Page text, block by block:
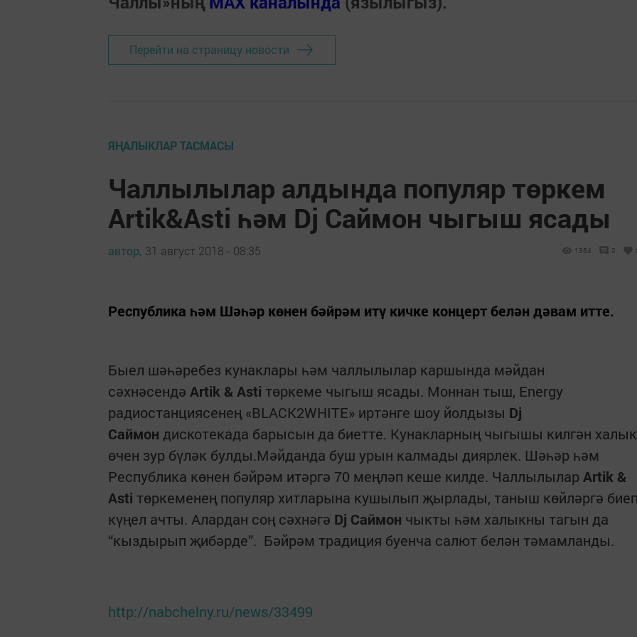
Перейти на страницу новости
ЯҢАЛЫКЛАР ТАСМАСЫ
Чаллылылар алдында популяр төркем
Artik&Asti һәм Dj Саймон чыгыш ясады
автор, 31 август 2018 - 08:35 1364 0
Республика һәм Шәһәр көнен бәйрәм итү кичке концерт белән дәвам итте.
Быел шәһәребез кунаклары һәм чаллылылар каршында мәйдан
сәхнәсендә Artik & Asti төркеме чыгыш ясады. Моннан тыш, Energy
радиостанциясенең «BLACK2WHITE» иртәнге шоу йолдызы Dj
Саймон дискотекада барысын да биетте. Кунакларның чыгышы килгән халык
өчен зур бүләк булды.Мәйданда буш урын калмады диярлек. Шәһәр һәм
Республика көнен бәйрәм итәргә 70 меңләп кеше килде. Чаллылылар Artik &
Asti төркеменең популяр хитларына кушылып җырлады, таныш көйләргә
күңел ачты. Алардан соң сәхнәгә Dj Саймон чыкты һәм халыкны тагын да
“кыздырып җибәрде”. Бәйрәм традиция буенча салют белән тәмамланды.
http://nabchelny.ru/news/33499